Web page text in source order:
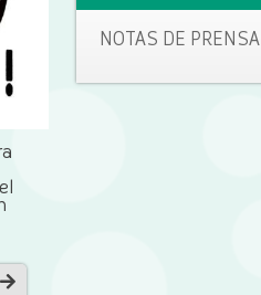
NOTAS DE PRENSA